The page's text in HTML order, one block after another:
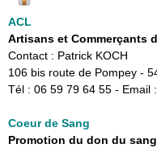
ACL
Artisans et Commerçants
Contact : Patrick KOCH
106 bis route de Pompey -
Tél : 06 59 79 64 55 - Email :
Coeur de Sang
Promotion du don du